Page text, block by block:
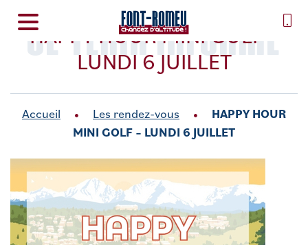
SE TENIR INFORMÉ
HAPPY HOUR MINI GOLF –
LUNDI 6 JUILLET
Accueil Les rendez-vous
HAPPY HOUR
MINI GOLF – LUNDI 6 JUILLET